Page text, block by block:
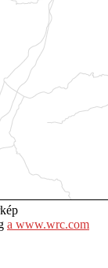
a www.wrc.com